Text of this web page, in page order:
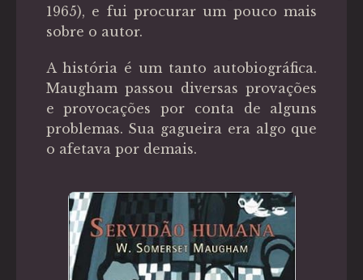
1965), e fui procurar um pouco mais
sobre o autor.
A história é um tanto autobiográfica.
Maugham passou diversas provações
e provocações por conta de alguns
problemas. Sua gagueira era algo que
o afetava por demais.